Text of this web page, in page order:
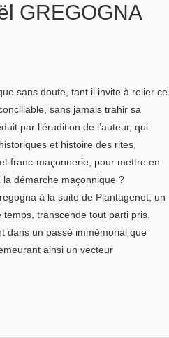
GREGOGNA
sans doute, tant il invite à relier ce
sans jamais trahir sa
par l’érudition de l’auteur, qui
et histoire des rites,
franc-maçonnerie, pour mettre en
démarche maçonnique ?
à la suite de Plantagenet, un
transcende tout parti pris.
dans un passé immémorial que
ainsi un vecteur